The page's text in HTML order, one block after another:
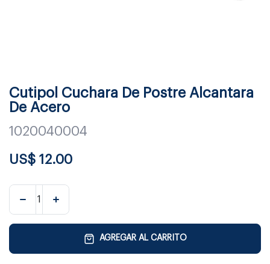
Cutipol Cuchara De Postre Alcantara
De Acero
1020040004
US$ 12.00
AGREGAR AL CARRITO